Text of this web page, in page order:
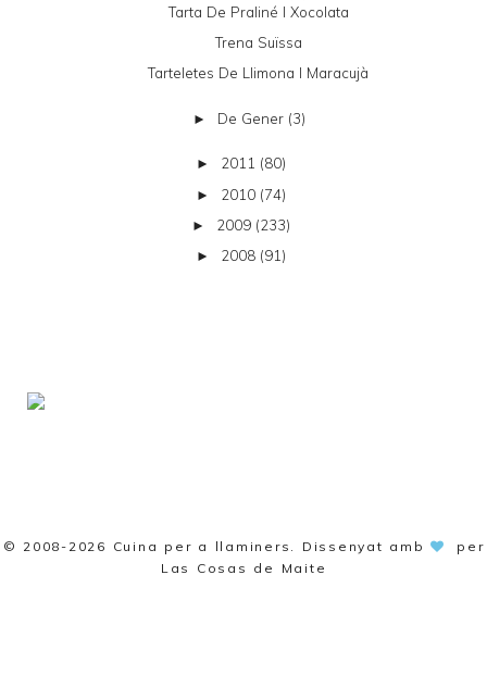
Tarta De Praliné I Xocolata
Trena Suïssa
Tarteletes De Llimona I Maracujà
► De Gener (3)
► 2011 (80)
► 2010 (74)
► 2009 (233)
► 2008 (91)
© 2008-2026 Cuina per a llaminers . Dissenyat amb
per
Las Cosas de Maite